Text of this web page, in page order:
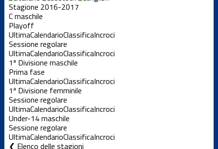
Stagione 2016-2017
C maschile
Playoff
UltimaCalendarioClassificaIncroci
Sessione regolare
UltimaCalendarioClassificaIncroci
1ª Divisione maschile
Prima fase
UltimaCalendarioClassificaIncroci
1ª Divisione femminile
Sessione regolare
UltimaCalendarioClassificaIncroci
Under-14 maschile
Sessione regolare
UltimaCalendarioClassificaIncroci
Elenco delle stagioni